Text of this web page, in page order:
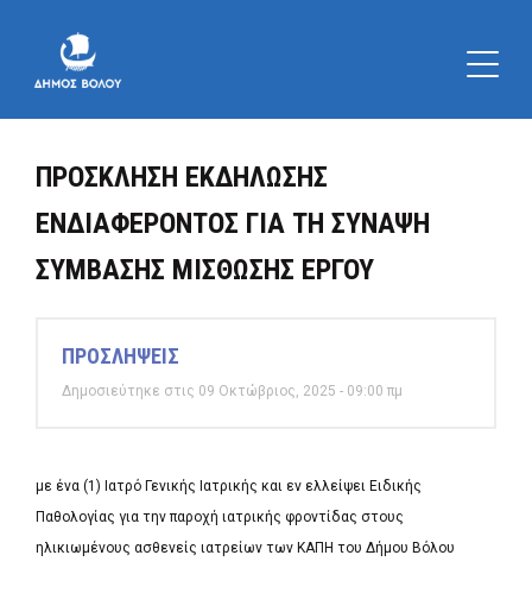
ΠΡΟΣΚΛΗΣΗ ΕΚΔΗΛΩΣΗΣ
ΕΝΔΙΑΦΕΡΟΝΤΟΣ ΓΙΑ ΤΗ ΣΥΝΑΨΗ
ΣΥΜΒΑΣΗΣ ΜΙΣΘΩΣΗΣ ΕΡΓΟΥ
ΠΡΟΣΛΗΨΕΙΣ
Δημοσιεύτηκε στις 09 Οκτώβριος, 2025 - 09:00 πμ
με ένα (1) Ιατρό Γενικής Ιατρικής και εν ελλείψει Ειδικής
Παθολογίας για την παροχή ιατρικής φροντίδας στους
ηλικιωμένους ασθενείς ιατρείων των ΚΑΠΗ του Δήμου Βόλου